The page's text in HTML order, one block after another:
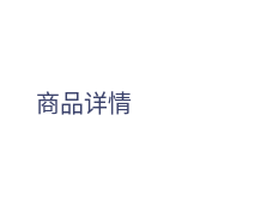
商品详情